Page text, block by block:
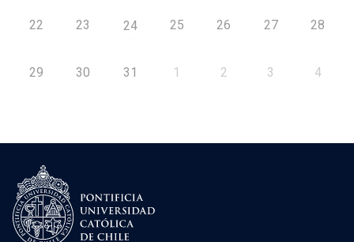
22 23 24 25 26 27 28
29 30 31 1 2 3 4